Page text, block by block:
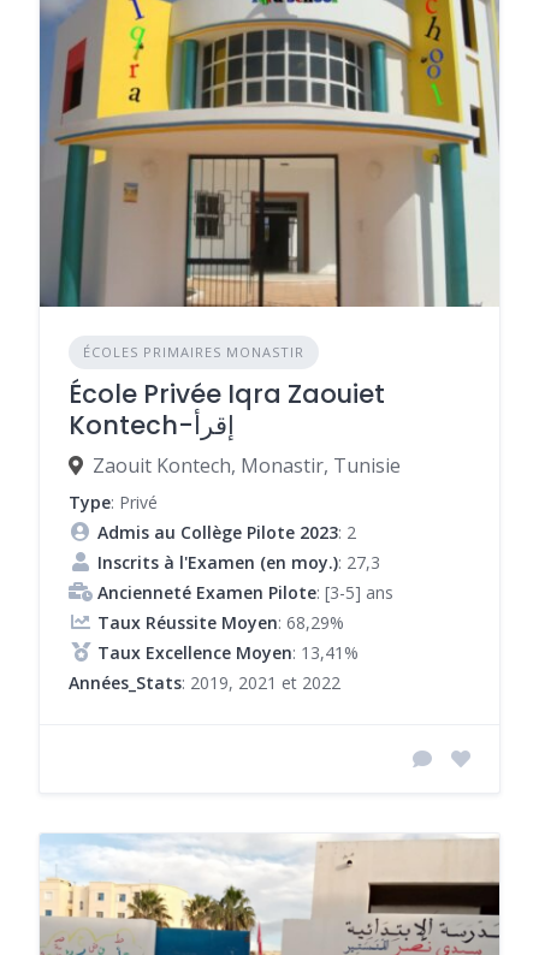
ÉCOLES PRIMAIRES MONASTIR
École Privée Iqra Zaouiet
Kontech-إقرأ
Zaouit Kontech, Monastir, Tunisie
Type: Privé
Admis au Collège Pilote 2023: 2
Inscrits à l'Examen (en moy.): 27,3
Ancienneté Examen Pilote: [3-5] ans
Taux Réussite Moyen: 68,29%
Taux Excellence Moyen: 13,41%
Années_Stats: 2019, 2021 et 2022